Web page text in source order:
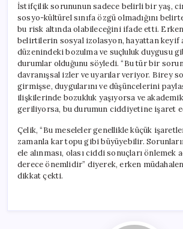
İstifçilik sorununun sadece belirli bir yaş,
sosyo-kültürel sınıfa özgü olmadığını
bu risk altında olabileceğini ifade etti.
belirtilerin sosyal izolasyon, hayattan keyif
düzenindeki bozulma ve suçluluk duygusu
durumlar olduğunu söyledi. “Bu tür bir
davranışsal izler ve uyarılar veriyor. Birey
girmişse, duygularını ve düşüncelerini
ilişkilerinde bozukluk yaşıyorsa ve
geriliyorsa, bu durumun ciddiyetine işaret
Çelik, “Bu meseleler genellikle küçük
zamanla kar topu gibi büyüyebilir.
ele alınması, olası ciddi sonuçları önlemek
derece önemlidir” diyerek, erken
dikkat çekti.